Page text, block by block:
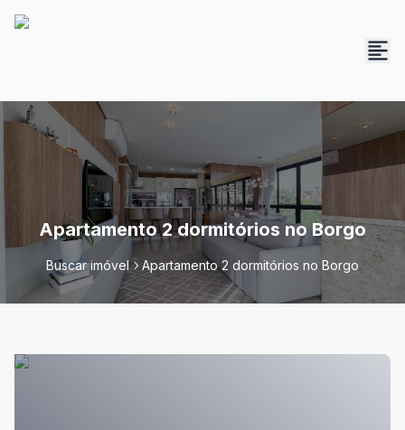
Apartamento 2 dormitórios no Borgo
Buscar imóvel Apartamento 2 dormitórios no Borgo